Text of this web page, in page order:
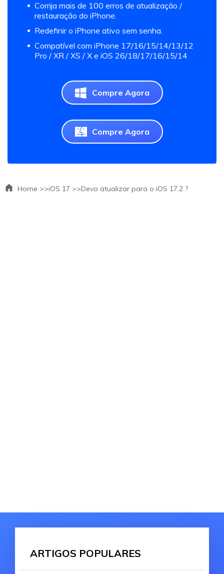
Corrija mais de 100 erros de atualização /
restauração do iPhone.
Redefinir o iPhone ativo sem senha.
Compatível com iPhone 17/16/15/14/13/12
Pro / XR / XS / X e iOS 26/18/17/16/15/14
Compre Agora
Compre Agora
Home >>iOS 17 >>Devo atualizar para o iOS 17.2 ?
ARTIGOS POPULARES